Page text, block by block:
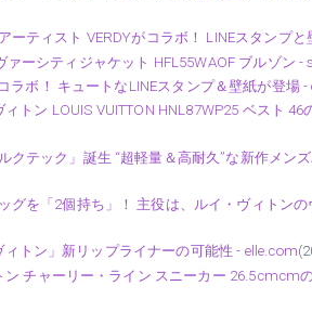
ーティスト VERDYがコラボ！ LINEスタンプ
ァーシティジャケット HFL55WAOF ブルゾン
ラボ！ キュートなLINEスタンプ＆壁紙が登場 -
ィトン LOUIS VUITTON HNL87WP25 ベスト
クテック」誕生 “超軽量＆高耐久”な新作メン
グを「2個持ち」！ 主役は、ルイ・ヴィトン
ィトン」新リップライナーの可能性 - elle.com
ン チャーリー・ライン スニーカー 26.5cmcm